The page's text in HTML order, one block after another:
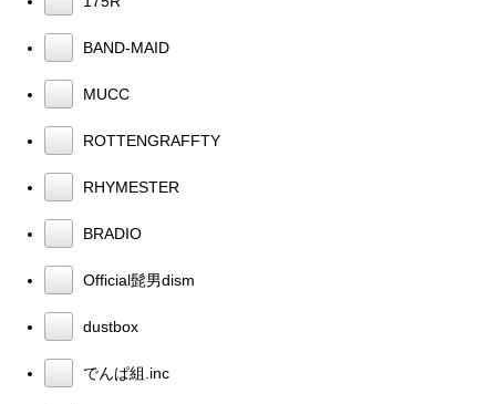
BAND-MAID
MUCC
ROTTENGRAFFTY
RHYMESTER
BRADIO
Official髭男dism
dustbox
でんぱ組.inc